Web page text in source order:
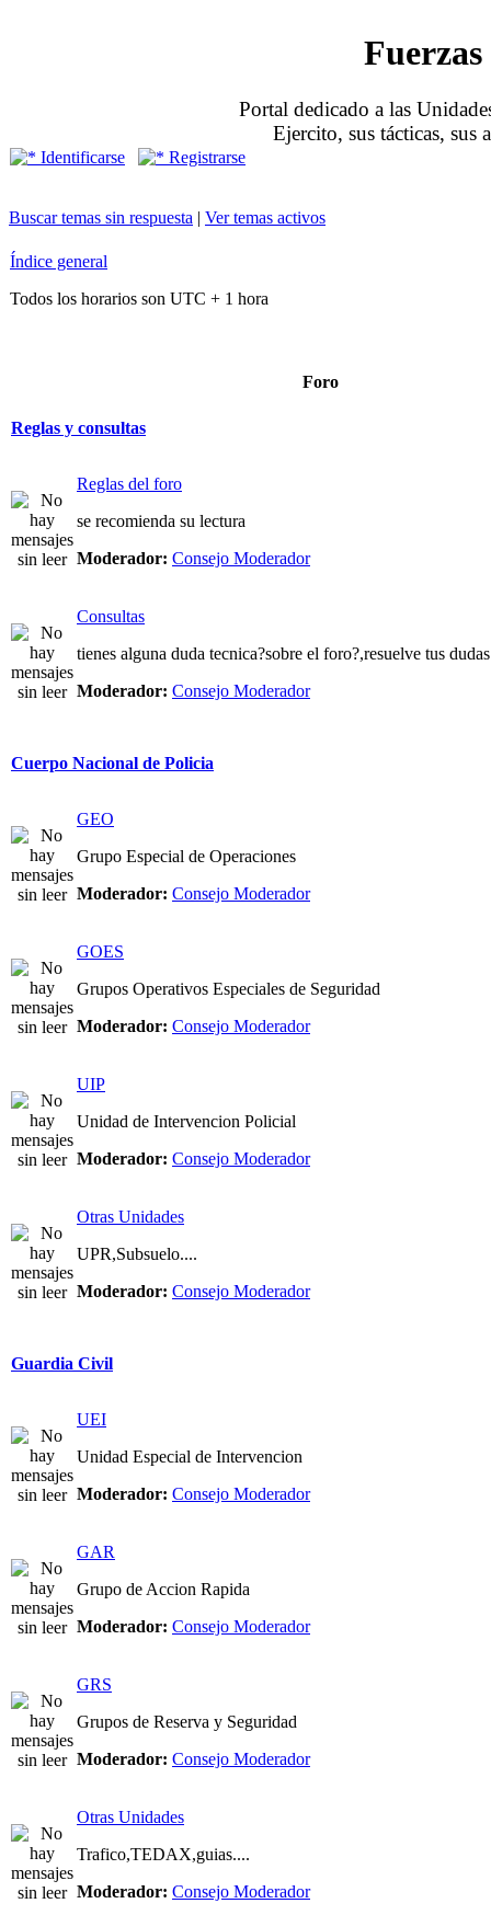
Portal dedicado a las
Ejercito, sus tácticas, sus
Identificarse Registrarse
Buscar temas sin respuesta | Ver temas activos
Índice general
Todos los horarios son UTC + 1 hora
Foro
Reglas y consultas
Reglas del foro
se recomienda su lectura
Moderador: Consejo Moderador
Consultas
tienes alguna duda tecnica?sobre el foro?,resuelve tus
Moderador: Consejo Moderador
Cuerpo Nacional de Policia
GEO
Grupo Especial de Operaciones
Moderador: Consejo Moderador
GOES
Grupos Operativos Especiales de Seguridad
Moderador: Consejo Moderador
UIP
Unidad de Intervencion Policial
Moderador: Consejo Moderador
Otras Unidades
UPR,Subsuelo....
Moderador: Consejo Moderador
Guardia Civil
UEI
Unidad Especial de Intervencion
Moderador: Consejo Moderador
GAR
Grupo de Accion Rapida
Moderador: Consejo Moderador
GRS
Grupos de Reserva y Seguridad
Moderador: Consejo Moderador
Otras Unidades
Trafico,TEDAX,guias....
Moderador: Consejo Moderador